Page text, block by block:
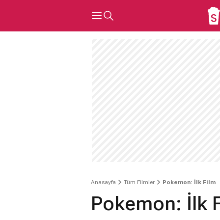
Anasayfa Tüm Filmler Pokemon: İlk Film
Pokemon: İlk